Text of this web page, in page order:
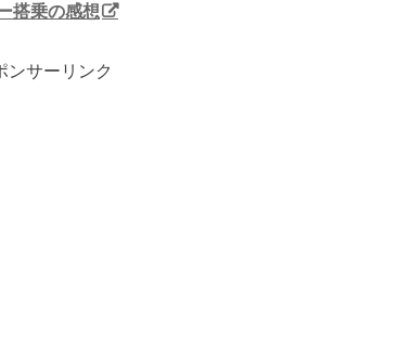
搭乗の感想
ンサーリンク